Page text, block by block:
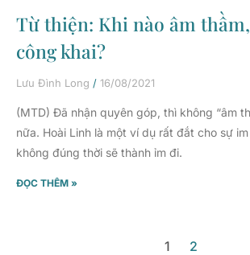
Từ thiện: Khi nào âm
công khai?
Lưu Đình Long 16/08/2021
(MTD) Đã nhận quyên góp, thì không “âm
nữa. Hoài Linh là một ví dụ rất đắt cho sự
không đúng thời sẽ thành ỉm đi.
ĐỌC THÊM »
1 2